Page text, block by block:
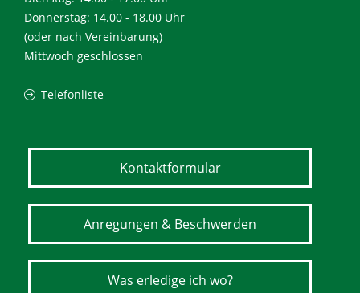
Donnerstag: 14.00 - 18.00 Uhr
(oder nach Vereinbarung)
Mittwoch geschlossen
Telefonliste
Kontaktformular
Anregungen & Beschwerden
Was erledige ich wo?